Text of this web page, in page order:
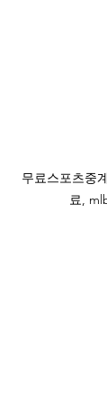
무료스포츠중
료,